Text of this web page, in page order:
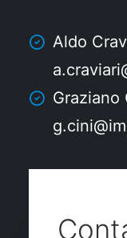
Aldo
Graziano